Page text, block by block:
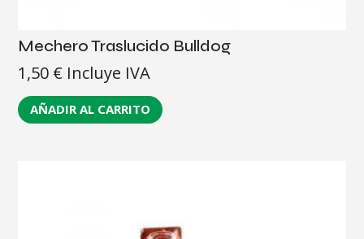
Mechero Traslucido Bulldog
1,50 € Incluye IVA
AÑADIR AL CARRITO